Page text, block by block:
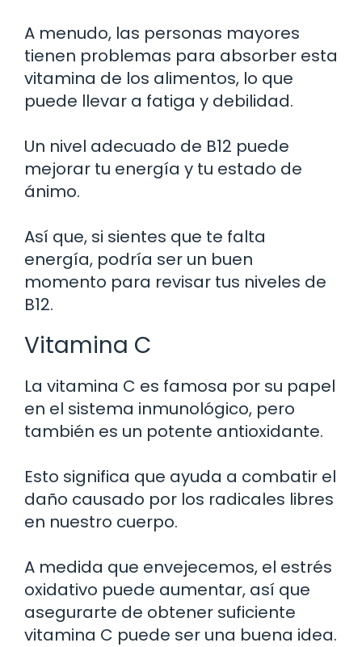
A menudo, las personas mayores
tienen problemas para absorber esta
vitamina de los alimentos, lo que
puede llevar a fatiga y debilidad.
Un nivel adecuado de B12 puede
mejorar tu energía y tu estado de
ánimo.
Así que, si sientes que te falta
energía, podría ser un buen
momento para revisar tus niveles de
B12.
Vitamina C
La vitamina C es famosa por su papel
en el sistema inmunológico, pero
también es un potente antioxidante.
Esto significa que ayuda a combatir el
daño causado por los radicales libres
en nuestro cuerpo.
A medida que envejecemos, el estrés
oxidativo puede aumentar, así que
asegurarte de obtener suficiente
vitamina C puede ser una buena idea.